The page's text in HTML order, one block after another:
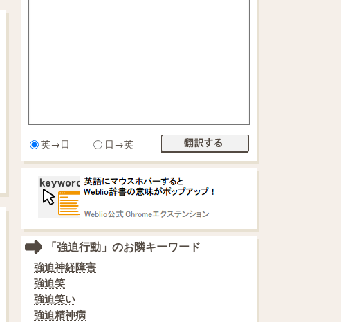
英→日 日→英
「強迫行動」のお隣キーワード
強迫神経障害
強迫笑
強迫笑い
強迫精神病